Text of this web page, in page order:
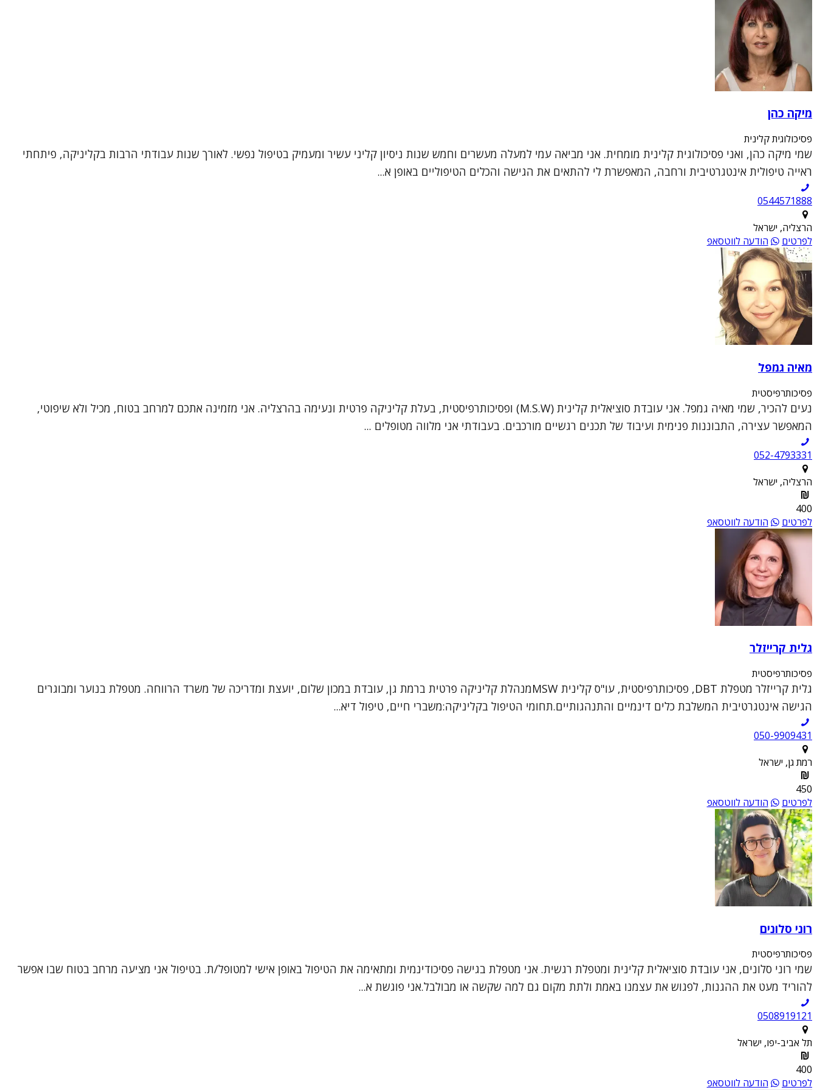
מיקה כהן
פסיכולוגית קלינית
שמי מיקה כהן, ואני פסיכולוגית קלינית מומחית. אני מביאה עמי למעלה מעשרים וחמש שנות ניסיון קליני עשיר ומעמיק בטיפול נפשי. לאורך שנות עבודתי הרבות בקליניקה, פיתחתי
ראייה טיפולית אינטגרטיבית ורחבה, המאפשרת לי להתאים את הגישה והכלים הטיפוליים באופן א...
0544571888
הרצליה, ישראל
לפרטים
הודעה לווטסאפ
מאיה גמפל
פסיכותרפיסטית
נעים להכיר, שמי מאיה גמפל. אני עובדת סוציאלית קלינית (M.S.W) ופסיכותרפיסטית, בעלת קליניקה פרטית ונעימה בהרצליה. אני מזמינה אתכם למרחב בטוח, מכיל ולא שיפוטי,
המאפשר עצירה, התבוננות פנימית ועיבוד של תכנים רגשיים מורכבים. בעבודתי אני מלווה מטופלים ...
052-4793331
הרצליה, ישראל
400
לפרטים
הודעה לווטסאפ
גלית קרייזלר
פסיכותרפיסטית
גלית קרייזלר מטפלת DBT, פסיכותרפיסטית, עו"ס קלינית MSWמנהלת קליניקה פרטית ברמת גן, עובדת במכון שלום, יועצת ומדריכה של משרד הרווחה. מטפלת בנוער ומבוגרים
הגישה אינטגרטיבית המשלבת כלים דינמיים והתנהגותיים.תחומי הטיפול בקליניקה:משברי חיים, טיפול דיא...
050-9909431
רמת גן, ישראל
450
לפרטים
הודעה לווטסאפ
רוני סלונים
פסיכותרפיסטית
שמי רוני סלונים, אני עובדת סוציאלית קלינית ומטפלת רגשית. אני מטפלת בגישה פסיכודינמית ומתאימה את הטיפול באופן אישי למטופל/ת. בטיפול אני מציעה מרחב בטוח שבו אפשר
להוריד מעט את ההגנות, לפגוש את עצמנו באמת ולתת מקום גם למה שקשה או מבולבל.אני פוגשת א...
0508919121
תל אביב-יפו, ישראל
400
לפרטים
הודעה לווטסאפ